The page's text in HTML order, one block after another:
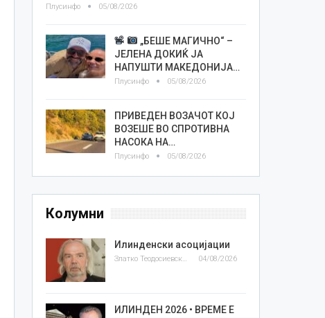
Плусинфо 05/08/2026
„БЕШЕ МАГИЧНО“ –
ЈЕЛЕНА ДОКИЌ ЈА
НАПУШТИ МАКЕДОНИЈА…
Плусинфо 05/08/2026
ПРИВЕДЕН ВОЗАЧОТ КОЈ
ВОЗЕШЕ ВО СПРОТИВНА
НАСОКА НА…
Плусинфо 05/08/2026
Колумни
Илинденски асоцијации
Златко Теодосиевски 04/08/2026
ИЛИНДЕН 2026 • ВРЕМЕ Е